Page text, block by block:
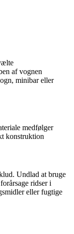
af vognen
minibar eller
medfølger
konstruktion
Undlad at bruge
ridser i
eller fugtige